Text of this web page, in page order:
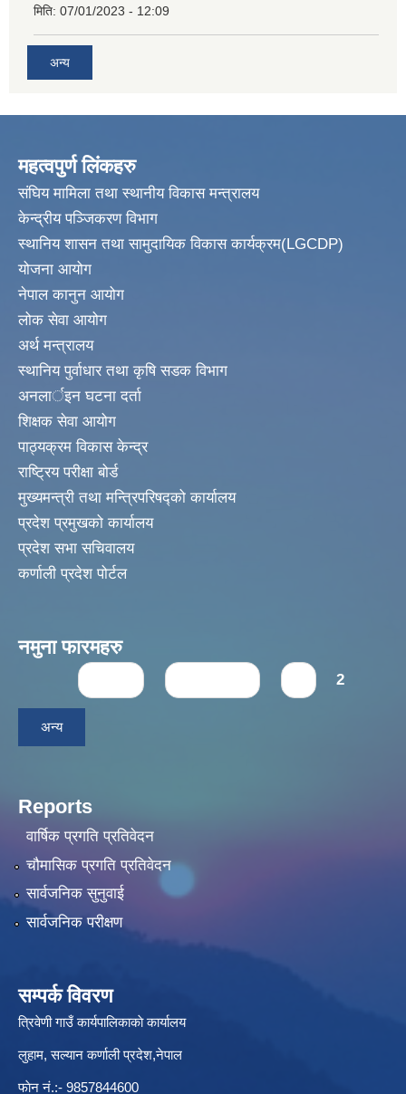
मिति: 07/01/2023 - 12:09
अन्य
महत्वपुर्ण लिंकहरु
संघिय मामिला तथा स्थानीय विकास मन्त्रालय
केन्द्रीय पञ्जिकरण विभाग
स्थानिय शासन तथा सामुदायिक विकास कार्यक्रम(LGCDP)
योजना आयोग
नेपाल कानुन आयोग
लोक सेवा आयोग
अर्थ मन्त्रालय
स्थानिय पुर्वाधार तथा कृषि सडक विभाग
अनलार्इन घटना दर्ता
शिक्षक सेवा आयोग
पाठ्यक्रम विकास केन्द्र
राष्ट्रिय परीक्षा बोर्ड
मुख्यमन्त्री तथा मन्त्रिपरिषद्को कार्यालय
प्रदेश प्रमुखको कार्यालय
प्रदेश सभा सचिवालय
कर्णाली प्रदेश पोर्टल
नमुना फारमहरु
Pages 2
अन्य
Reports
वार्षिक प्रगति प्रतिवेदन
चौमासिक प्रगति प्रतिवेदन
सार्वजनिक सुनुवाई
सार्वजनिक परीक्षण
सम्पर्क विवरण
त्रिवेणी गाउँ कार्यपालिकाकाे कार्यालय
लुहाम, सल्यान कर्णाली प्रदेश,नेपाल
फाेन नं.:- 9857844600